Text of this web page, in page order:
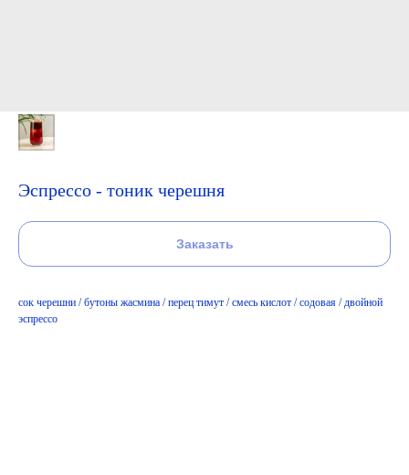
Эспрессо - тоник черешня
Заказать
сок черешни / бутоны жасмина / перец тимут / смесь кислот / содовая / двойной
эспрессо